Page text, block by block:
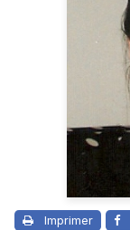
Imprimer